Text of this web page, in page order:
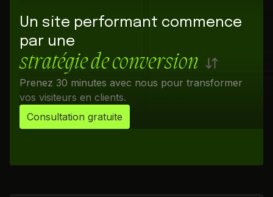
Un site performant commence
par une
stratégie de conversion
Prenez 30 minutes avec nous pour transformer
vos visiteurs en clients.
Consultation gratuite